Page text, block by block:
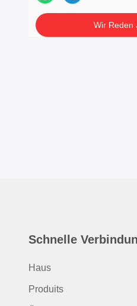
Wir Reden
Schnelle
Haus
Produits